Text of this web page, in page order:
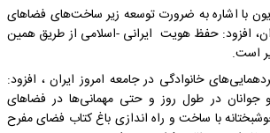
با اشاره به ضرورت توسعه زیر ساخت‌های فضاهای
افزود: حفظ هویت ایرانی -اسلامی از طریق همین
است.
خانوادگی در جامعه امروز ایران ، افزود:
و جوانان در طول روز و حتی مهمانی‌ها در فضاهای
با ساخت و راه اندازی باغ کتاب فضای مفرح